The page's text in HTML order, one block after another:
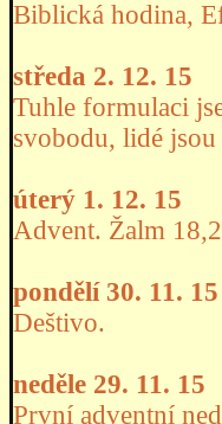
Biblická hodina,
středa 2. 12. 15
Tuhle formulaci
svobodu, lidé
úterý 1. 12. 15
Advent. Žalm
pondělí 30. 11. 15
Deštivo.
neděle 29. 11. 15
První adventní